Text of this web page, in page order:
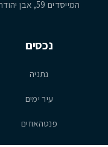
המייסדים 59, אבן יהודה
נכסים
נתניה
עיר ימים
פנטהאוזים